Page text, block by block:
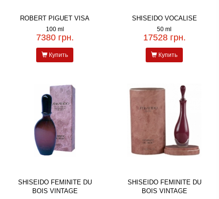
ROBERT PIGUET VISA
100 ml
7380 грн.
Купить
SHISEIDO VOCALISE
50 ml
17528 грн.
Купить
SHISEIDO FEMINITE DU
BOIS VINTAGE
SHISEIDO FEMINITE DU
BOIS VINTAGE